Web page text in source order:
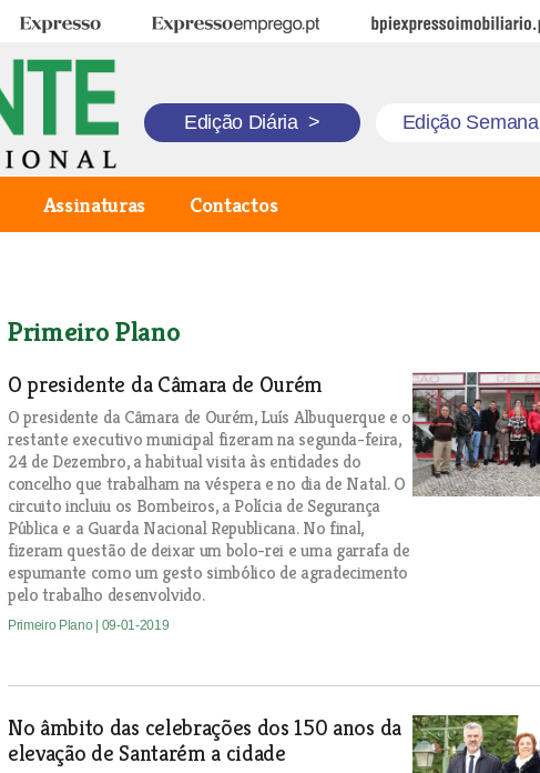
Expresso Expresso Emprego BPI Expresso Imobiliário
Edição Diária > Edição Semanal
Assinaturas Contactos
Primeiro Plano
O presidente da Câmara de Ourém
O presidente da Câmara de Ourém, Luís Albuquerque e o
restante executivo municipal fizeram na segunda-feira,
24 de Dezembro, a habitual visita às entidades do
concelho que trabalham na véspera e no dia de Natal. O
circuito incluiu os Bombeiros, a Polícia de Segurança
Pública e a Guarda Nacional Republicana. No final,
fizeram questão de deixar um bolo-rei e uma garrafa de
espumante como um gesto simbólico de agradecimento
pelo trabalho desenvolvido.
Primeiro Plano | 09-01-2019
No âmbito das celebrações dos 150 anos da
elevação de Santarém a cidade